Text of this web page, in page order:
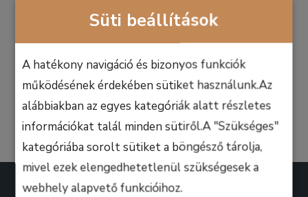
Süti beállítások
A hatékony navigáció és bizonyos funkciók
működésének érdekében sütiket használunk.Az
alábbiakban az egyes kategóriák alatt részletes
információkat talál minden sütiről.A "Szükséges"
kategóriába sorolt sütiket a böngésző tárolja,
mivel ezek elengedhetetlenül szükségesek a
webhely alapvető funkcióihoz.
Magyarországon és a
Kosárba
teszem
Részletek